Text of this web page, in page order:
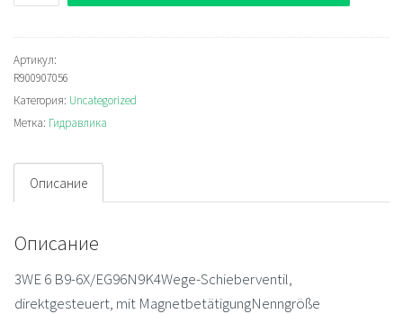
Rexroth
3WE6B9-
6X/EG96N9K4
Золотниковый
распределитель
Артикул:
R900907056
Категория: Uncategorized
Метка: Гидравлика
Описание
Описание
3WE 6 B9-6X/EG96N9K4Wege-Schieberventil,
direktgesteuert, mit MagnetbetätigungNenngröße